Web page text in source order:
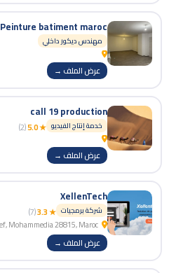
Peinture batiment maroc
مهندس ديكور داخلي
عرض الملف →
call 19 production
خدمة إنتاج الفيديو ★ 5.0
(2)
عرض الملف →
XellenTech
شركة برمجيات ★ 3.3
(7)
عرض الملف →